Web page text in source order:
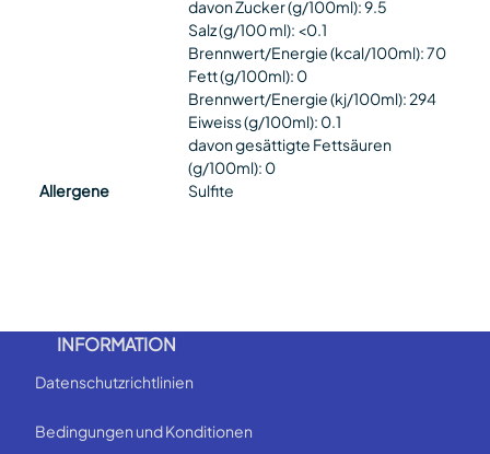
davon Zucker (g/100ml): 9.5
Salz (g/100 ml): <0.1
Brennwert/Energie (kcal/100ml): 70
Fett (g/100ml): 0
Brennwert/Energie (kj/100ml): 294
Eiweiss (g/100ml): 0.1
davon gesättigte Fettsäuren
(g/100ml): 0
Allergene
Sulfite
INFORMATION
Datenschutzrichtlinien
Bedingungen und Konditionen